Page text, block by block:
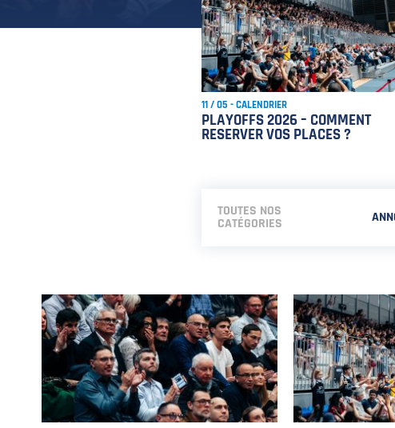
11 / 05 - CALENDRIER
PLAYOFFS 2026 – COMMENT
RESERVER VOS PLACES ?
TOUTES NOS
CATÉGORIES